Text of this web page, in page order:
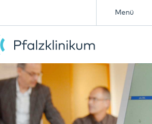
Menü